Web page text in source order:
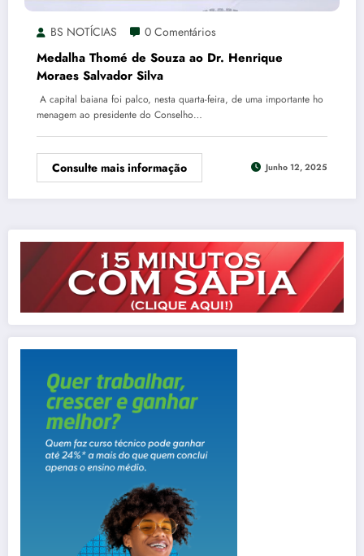
BS NOTÍCIAS 0 Comentários
Medalha Thomé de Souza ao Dr. Henrique
Moraes Salvador Silva
A capital baiana foi palco, nesta quarta-feira, de uma importante ho
menagem ao presidente do Conselho…
Consulte mais informação Junho 12, 2025